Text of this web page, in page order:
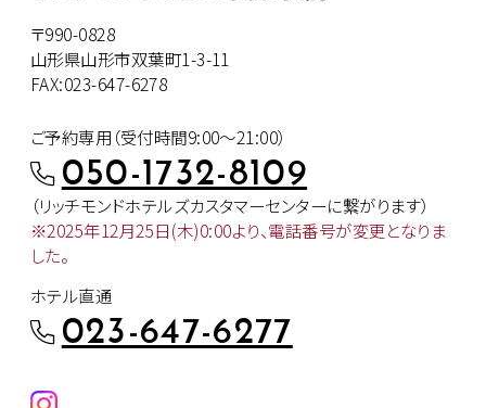
〒990-0828
山形県山形市双葉町1-3-11
FAX:023-647-6278
ご予約専用（受付時間9:00～21:00）
050-1732-8109
（リッチモンドホテルズカスタマーセンターに繋がります）
※2025年12月25日(木)0:00より、電話番号が変更となりま
した。
ホテル直通
023-647-6277